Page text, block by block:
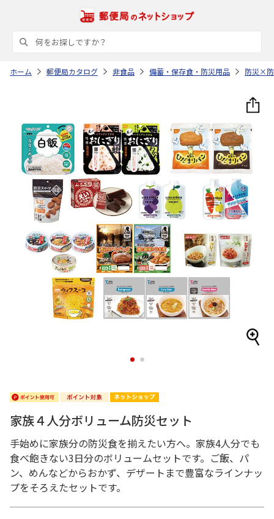
ホーム 郵便局カタログ 非食品 備蓄・保存食・防災用品 防災×防
1 2
家族４人分ボリューム防災セット
手始めに家族分の防災食を揃えたい方へ。家族4人分でも
食べ飽きない3日分のボリュームセットです。ご飯、パ
ン、めんなどからおかず、デザートまで豊富なラインナッ
プをそろえたセットです。